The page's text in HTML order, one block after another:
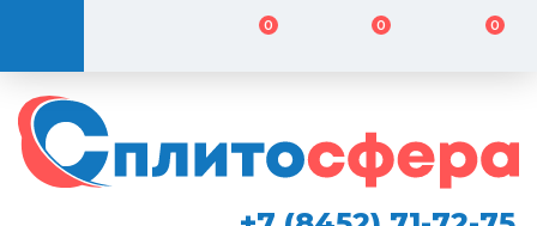
0 0 0